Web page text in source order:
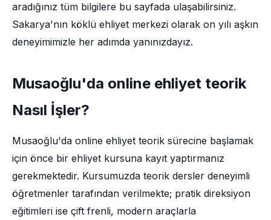
aradığınız tüm bilgilere bu sayfada ulaşabilirsiniz.
Sakarya'nın köklü ehliyet merkezi olarak on yılı aşkın
deneyimimizle her adımda yanınızdayız.
Musaoğlu'da online ehliyet teorik
Nasıl İşler?
Musaoğlu'da online ehliyet teorik sürecine başlamak
için önce bir ehliyet kursuna kayıt yaptırmanız
gerekmektedir. Kursumuzda teorik dersler deneyimli
öğretmenler tarafından verilmekte; pratik direksiyon
eğitimleri ise çift frenli, modern araçlarla